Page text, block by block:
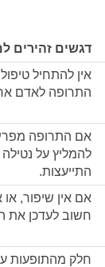
דגשים זהירים
אין להתחיל
התרופה לאדם
אם התרופה
להמליץ על
התייעצות.
אם אין שיפור,
חשוב לעדכן את
חלק מהתופעות